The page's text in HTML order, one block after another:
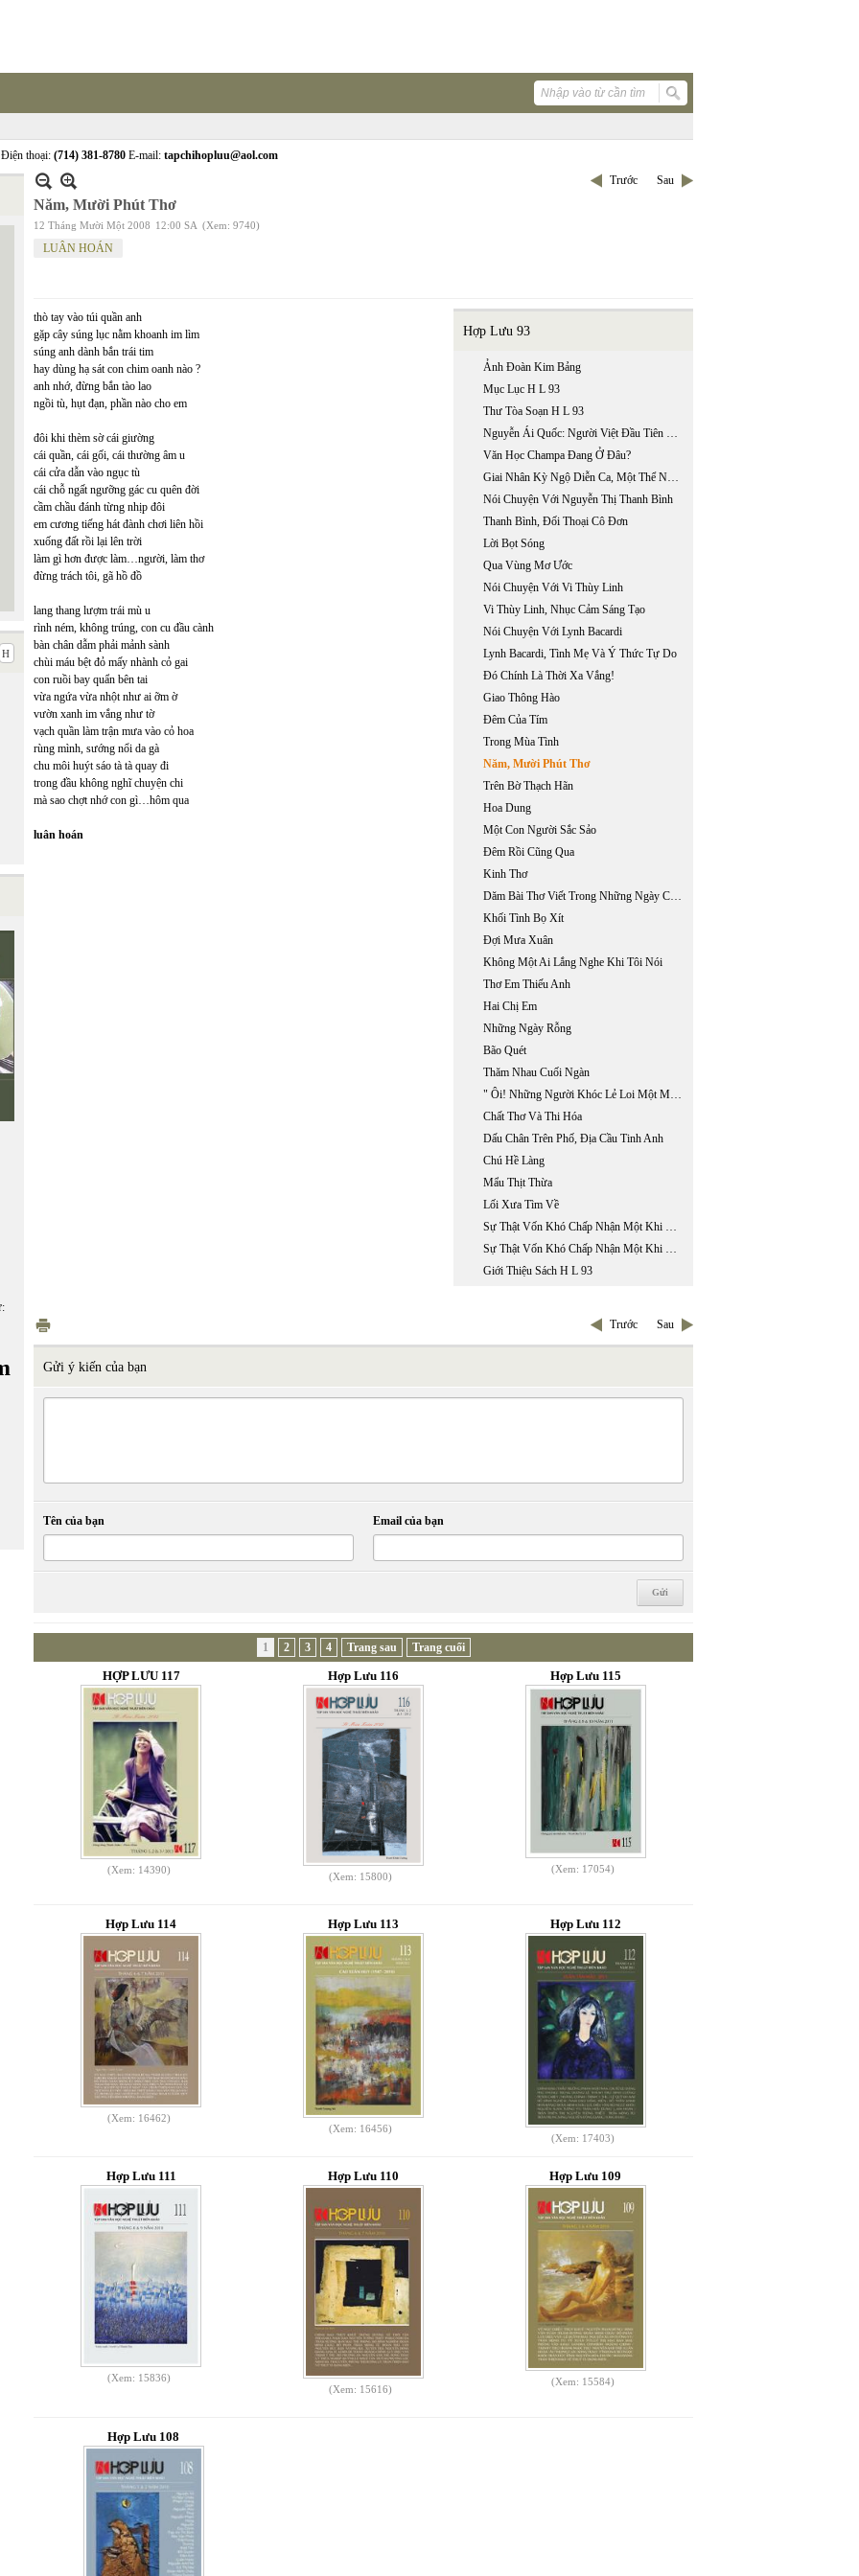
thoại: (714) 381-8780 E-mail: tapchihopluu@aol.com
Trước Sau
Năm, Mười Phút Thơ
12 Tháng Mười Một 2008 12:00 SA (Xem: 9740)
LUÂN HOÁN
Hợp Lưu 93
Ảnh Đoàn Kim Bảng
Mục Lục H L 93
Thư Tòa Soạn H L 93
Nguyễn Ái Quốc: Người Việt Đầu Tiên Đến Mỹ?
Văn Học Champa Đang Ở Đâu?
Giai Nhân Kỳ Ngộ Diễn Ca, Một Thể Nghiệm Mới Của Phan Châu Trinh Về Truyện Thơ Lục Bát
Nói Chuyện Với Nguyễn Thị Thanh Bình
Thanh Bình, Đối Thoại Cô Đơn
Lời Bọt Sóng
Qua Vùng Mơ Ước
Nói Chuyện Với Vi Thùy Linh
Vi Thùy Linh, Nhục Cảm Sáng Tạo
Nói Chuyện Với Lynh Bacardi
Lynh Bacardi, Tình Mẹ Và Ý Thức Tự Do
Đó Chính Là Thời Xa Vắng!
Giao Thông Hào
Đêm Của Tím
Trong Mùa Tình
Năm, Mười Phút Thơ
Trên Bờ Thạch Hãn
Hoa Dung
Một Con Người Sắc Sảo
Đêm Rồi Cũng Qua
Kinh Thơ
Dăm Bài Thơ Viết Trong Những Ngày Chemo Và, Radiation Therapy, Ở Bệnh Viện Fountain Valley.
Khối Tình Bọ Xít
Đợi Mưa Xuân
Không Một Ai Lắng Nghe Khi Tôi Nói
Thơ Em Thiếu Anh
Hai Chị Em
Những Ngày Rỗng
Bão Quét
Thăm Nhau Cuối Ngàn
" Ôi! Những Người Khóc Lẻ Loi Một Mình"
Chất Thơ Và Thi Hóa
Dấu Chân Trên Phố, Địa Cầu Tinh Anh
Chú Hề Làng
Mẩu Thịt Thừa
Lối Xưa Tìm Về
Sự Thật Vốn Khó Chấp Nhận Một Khi Bệnh Dối Trá Đã Ăn Sâu Vào Trí Não
Sự Thật Vốn Khó Chấp Nhận Một Khi Bệnh Dối Trá Đã Ăn Sâu Vào Trí Não
Giới Thiệu Sách H L 93
thò tay vào túi quần anh
gặp cây súng lục nằm khoanh im lìm
súng anh dành bắn trái tim
hay dùng hạ sát con chim oanh nào ?
anh nhớ, đừng bắn tào lao
ngồi tù, hụt đạn, phần nào cho em
đôi khi thèm sờ cái giường
cái quần, cái gối, cái thường âm u
cái cửa dẫn vào ngục tù
cái chỗ ngất ngưỡng gác cu quên đời
cầm chầu đánh từng nhịp đôi
em cương tiếng hát đành chơi liên hồi
xuống đất rồi lại lên trời
làm gì hơn được làm…người, làm thơ
đừng trách tôi, gã hồ đồ
lang thang lượm trái mù u
rình ném, không trúng, con cu đầu cành
bàn chân dẫm phải mảnh sành
chùi máu bệt đỏ mấy nhành cỏ gai
con ruồi bay quẩn bên tai
vừa ngứa vừa nhột như ai ỡm ờ
vườn xanh im vắng như tờ
vạch quần làm trận mưa vào cỏ hoa
rùng mình, sướng nổi da gà
chu môi huýt sáo tà tà quay đi
trong đầu không nghĩ chuyện chi
mà sao chợt nhớ con gì…hôm qua
luân hoán
Trước Sau
Gửi ý kiến của bạn
Tên của bạn Email của bạn
1 2 3 4 Trang sau Trang cuối
HỢP LƯU 117
(Xem: 14390)
Hợp Lưu 116
(Xem: 15800)
Hợp Lưu 115
(Xem: 17054)
Hợp Lưu 114
(Xem: 16462)
Hợp Lưu 113
(Xem: 16456)
Hợp Lưu 112
(Xem: 17403)
Hợp Lưu 111
(Xem: 15836)
Hợp Lưu 110
(Xem: 15616)
Hợp Lưu 109
(Xem: 15584)
Hợp Lưu 108